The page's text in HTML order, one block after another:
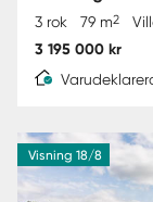
3 rok 79 m2
3 195 000 kr
Visning 18/8